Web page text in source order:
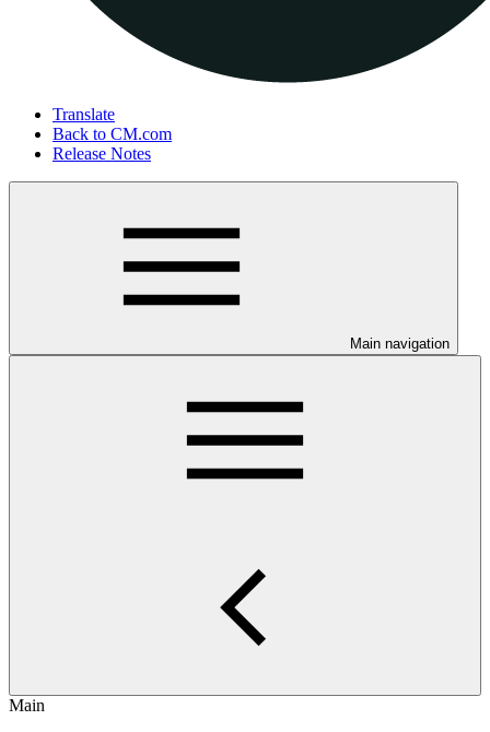
Translate
Back to CM.com
Release Notes
Main navigation
Main